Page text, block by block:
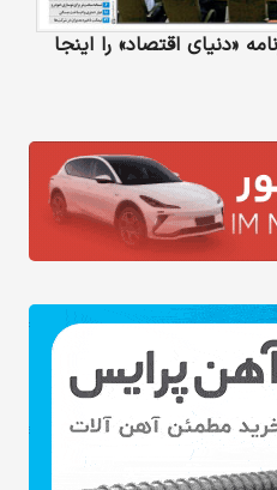
«دنیای‌ اقتصاد» را اینجا